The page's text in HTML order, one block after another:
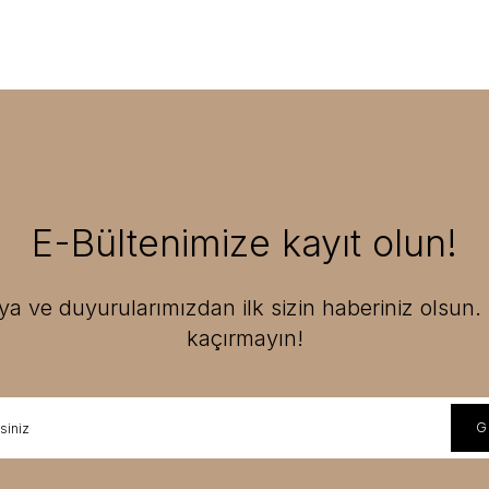
E-Bültenimize kayıt olun!
ve duyurularımızdan ilk sizin haberiniz olsun.
kaçırmayın!